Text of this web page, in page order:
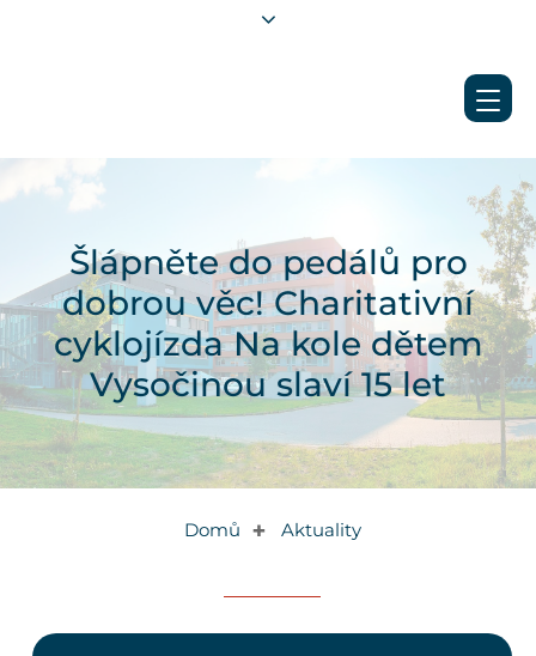
Šlápněte do pedálů pro
dobrou věc! Charitativní
cyklojízda Na kole dětem
Vysočinou slaví 15 let
Domů ✚ Aktuality